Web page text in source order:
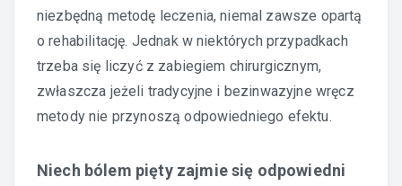
niezbędną metodę leczenia, niemal zawsze opartą
o rehabilitację. Jednak w niektórych przypadkach
trzeba się liczyć z zabiegiem chirurgicznym,
zwłaszcza jeżeli tradycyjne i bezinwazyjne wręcz
metody nie przynoszą odpowiedniego efektu.
Niech bólem pięty zajmie się odpowiedni